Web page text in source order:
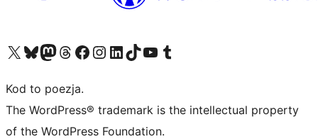
Odwiedź nasze konto X (dawniej Twitter)
Odwiedź nasze konto Bluesky
Odwiedź nasze konto na Mastodoncie
Odwiedź naszego Threadsa
Odwiedź naszego Facebooka
Odwiedź nasze konto na Instagramie
Odwiedź nasze konto na LinkedIn
Odwiedź naszego TikToka
Odwiedź nasz kanał YouTube
Odwiedź naszego Tumblra
Kod to poezja.
The WordPress® trademark is the intellectual property
of the WordPress Foundation.